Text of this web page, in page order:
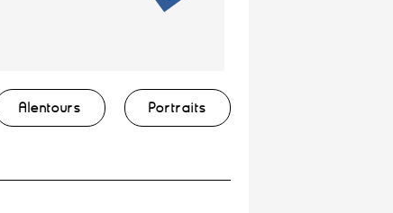
Alentours Portraits